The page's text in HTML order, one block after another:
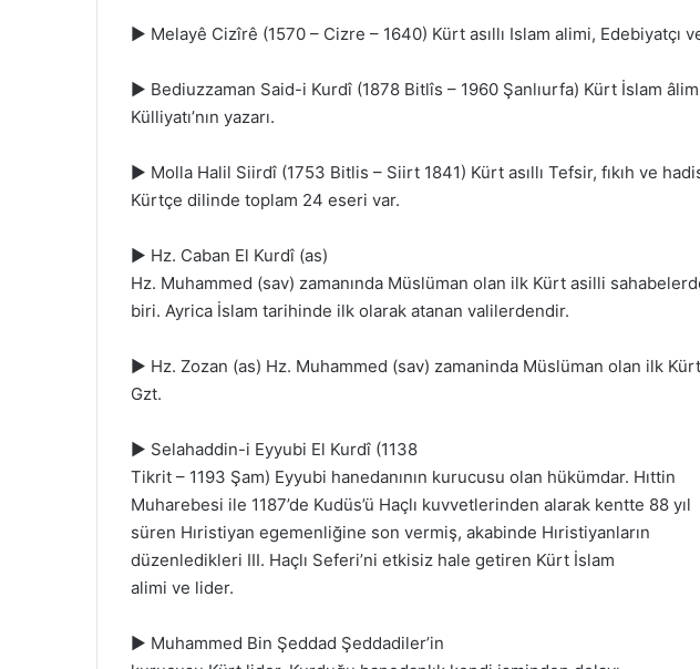
► Melayê Cizîrê (1570 – Cizre – 1640) Kürt asıllı Islam alimi, Edebiyatçı
► Bediuzzaman Said-i Kurdî (1878 Bitlîs – 1960 Şanlıurfa) Kürt İslam
Külliyatı’nın yazarı.
► Molla Halil Siirdî (1753 Bitlis – Siirt 1841) Kürt asıllı Tefsir, fıkıh ve
Kürtçe dilinde toplam 24 eseri var.
► Hz. Caban El Kurdî (as)
Hz. Muhammed (sav) zamanında Müslüman olan ilk Kürt asilli
biri. Ayrica İslam tarihinde ilk olarak atanan valilerdendir.
► Hz. Zozan (as) Hz. Muhammed (sav) zamaninda Müslüman olan ilk
Gzt.
► Selahaddin-i Eyyubi El Kurdî (1138
Tikrit – 1193 Şam) Eyyubi hanedanının kurucusu olan hükümdar. Hıttin
Muharebesi ile 1187’de Kudüs’ü Haçlı kuvvetlerinden alarak kentte 88 yıl
süren Hıristiyan egemenliğine son vermiş, akabinde Hıristiyanların
düzenledikleri III. Haçlı Seferi’ni etkisiz hale getiren Kürt İslam
alimi ve lider.
► Muhammed Bin Şeddad Şeddadiler’in